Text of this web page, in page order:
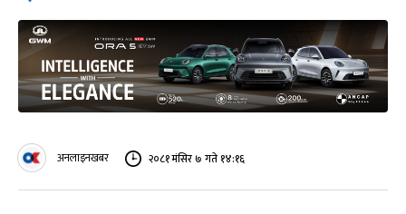
अनलाइनखबर २०८१ मंसिर ७ गते १४:१६